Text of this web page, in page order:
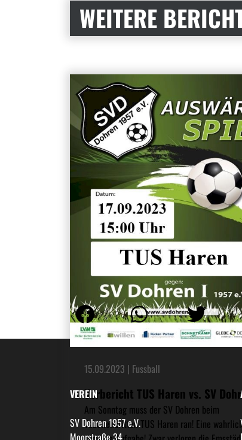
WEITERE
15.09.2023 | Fussball
Vorbericht TUS Haren vs. SV
Am Sonntag muss der SV Dohren beim
Tabellendritten TUS Haren ran! Eine
VEREIN
SV Dohren 1957 e.V.
Moorstraße 34